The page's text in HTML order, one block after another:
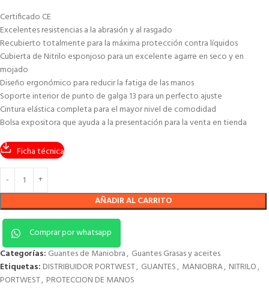
Certificado CE
Excelentes resistencias a la abrasión y al rasgado
Recubierto totalmente para la máxima protección contra líquidos
Cubierta de Nitrilo esponjoso para un excelente agarre en seco y en
mojado
Diseño ergonómico para reducir la fatiga de las manos
Soporte interior de punto de galga 13 para un perfecto ajuste
Cintura elástica completa para el mayor nivel de comodidad
Bolsa expositora que ayuda a la presentación para la venta en tienda
Ficha técnica
AÑADIR AL CARRITO
Comprar por whatsapp
Categorías: Guantes de Maniobra, Guantes Grasas y aceites
Etiquetas: DISTRIBUIDOR PORTWEST, GUANTES, MANIOBRA, NITRILO,
PORTWEST, PROTECCION DE MANOS